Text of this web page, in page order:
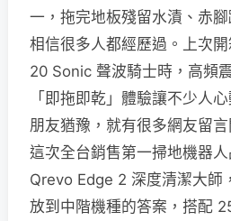
一，拖完地板殘留水漬、赤
相信很多人都經歷過。上次
20 Sonic 聲波騎士時，高頻
「即拖即乾」體驗讓不少人
朋友猶豫，就有很多網友留
這次全台銷售第一掃地機器
Qrevo Edge 2 深度清潔大師
放到中階機種的答案，搭配